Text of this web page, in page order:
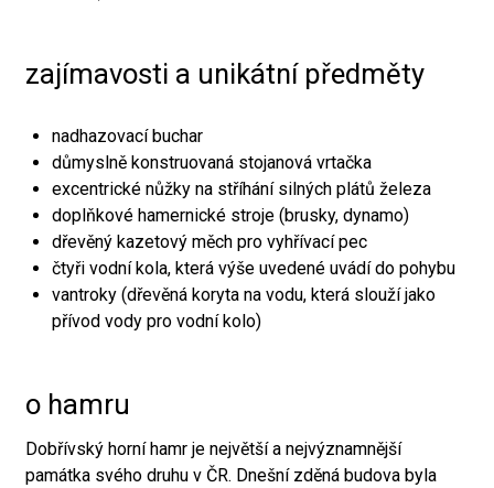
zajímavosti a unikátní předměty
nadhazovací buchar
důmyslně konstruovaná stojanová vrtačka
excentrické nůžky na stříhání silných plátů železa
doplňkové hamernické stroje (brusky, dynamo)
dřevěný kazetový měch pro vyhřívací pec
čtyři vodní kola, která výše uvedené uvádí do pohybu
vantroky (dřevěná koryta na vodu, která slouží jako
přívod vody pro vodní kolo)
o hamru
Dobřívský horní hamr je největší a nejvýznamnější
památka svého druhu v ČR. Dnešní zděná budova byla